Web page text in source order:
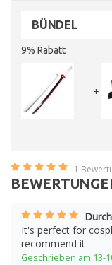
BÜNDEL
9% Rabatt
+
1
It's perfect for
recommend it
Geschrieben am 13-